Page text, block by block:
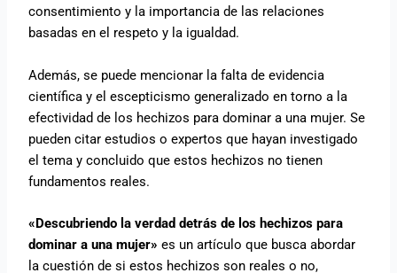
consentimiento y la importancia de las relaciones
basadas en el respeto y la igualdad.
Además, se puede mencionar la falta de evidencia
científica y el escepticismo generalizado en torno a la
efectividad de los hechizos para dominar a una mujer. Se
pueden citar estudios o expertos que hayan investigado
el tema y concluido que estos hechizos no tienen
fundamentos reales.
«Descubriendo la verdad detrás de los hechizos para
dominar a una mujer»es un artículo que busca abordar
la cuestión de si estos hechizos son reales o no,